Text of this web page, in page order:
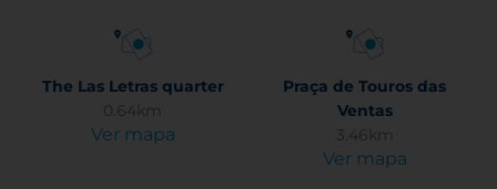
The Las Letras quarter
0.64km
Ver mapa
Praça de Touros das
Ventas
3.46km
Ver mapa